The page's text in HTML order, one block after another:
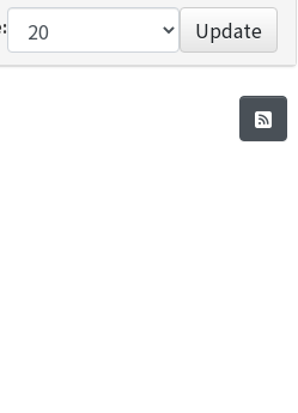
Update